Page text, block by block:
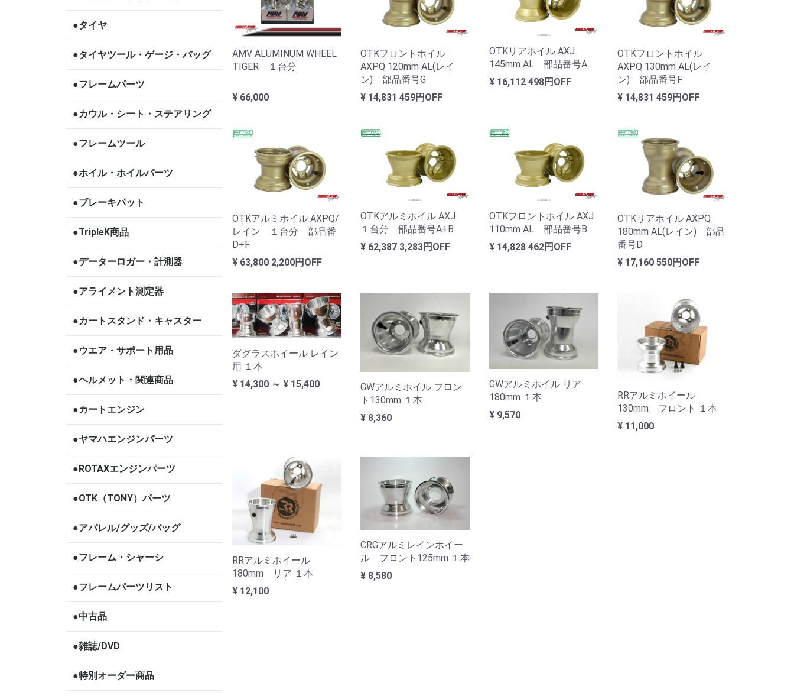
●タイヤ
●タイヤツール・ゲージ・バッグ
●フレームパーツ
●カウル・シート・ステアリング
●フレームツール
●ホイル・ホイルパーツ
●ブレーキパット
●TripleK商品
●データーロガー・計測器
●アライメント測定器
●カートスタンド・キャスター
●ウエア・サポート用品
●ヘルメット・関連商品
●カートエンジン
●ヤマハエンジンパーツ
●ROTAXエンジンパーツ
●OTK（TONY）パーツ
●アパレル/グッズ/バッグ
●フレーム・シャーシ
●フレームパーツリスト
●中古品
●雑誌/DVD
●特別オーダー商品
AMV ALUMINUM WHEEL
TIGER １台分
¥ 66,000
OTKフロントホイル
AXPQ 120mm AL(レイ
ン) 部品番号G
¥ 14,831459円OFF
OTKリアホイル AXJ
145mm AL 部品番号A
¥ 16,112 498円OFF
OTKフロントホイル
AXPQ 130mm AL(レイ
ン) 部品番号F
¥ 14,831459円OFF
OTKアルミホイル AXPQ/
レイン １台分 部品番
D+F
¥ 63,800 2,200円OFF
OTKアルミホイル AXJ
１台分 部品番号A+B
¥ 62,387 3,283円OFF
OTKフロントホイル AXJ
110mm AL 部品番号B
¥ 14,828 462円OFF
OTKリアホイル AXPQ
180mm AL(レイン) 部品
番号D
¥ 17,160550円OFF
ダグラスホイール レイン
用 １本
¥ 14,300 ～ ¥ 15,400
GWアルミホイル フロン
ト130mm １本
¥ 8,360
GWアルミホイル リア
180mm １本
¥ 9,570
RRアルミホイール
130mm フロント １本
¥ 11,000
RRアルミホイール
180mm リア １本
¥ 12,100
CRGアルミレインホイー
ル フロント125mm １本
¥ 8,580